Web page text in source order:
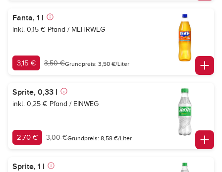
Fanta, 1 l
inkl. 0,15 € Pfand / MEHRWEG
3,15 € 3,50 €Grundpreis: 3,50 €/Liter
Sprite, 0,33 l
inkl. 0,25 € Pfand / EINWEG
2,70 € 3,00 €Grundpreis: 8,58 €/Liter
Sprite, 1 l